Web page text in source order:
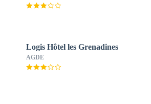
Logis Hôtel les Grenadines
AGDE